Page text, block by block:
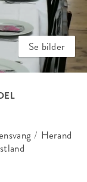
Se bilder
/ Herand